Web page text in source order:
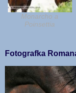
Monarcho a
Poinsettia
Fotografka